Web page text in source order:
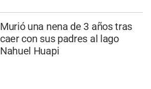
Murió una nena de 3 años tras
caer con sus padres al lago
Nahuel Huapi